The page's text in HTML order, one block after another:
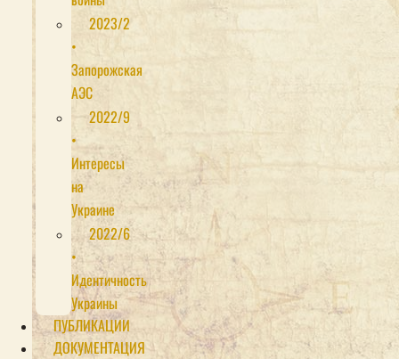
2023/2
•
Запорожская
АЭС
2022/9
•
Интересы
на
Украине
2022/6
•
Идентичность
Украины
ПУБЛИКАЦИИ
ДОКУМЕНТАЦИЯ